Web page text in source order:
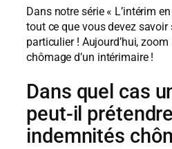
Dans notre série « L’intérim
tout ce que vous devez savoir
particulier ! Aujourd’hui,
chômage d’un intérimaire !
Dans quel cas
peut-il
indemnités